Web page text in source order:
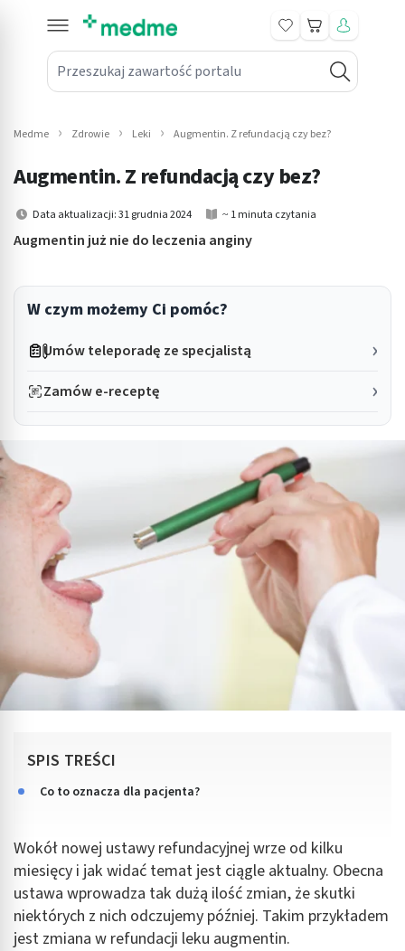
Przeszukaj zawartość portalu
Koszyk
submenu: Leki na receptę
submenu: Kosmetyki
submenu: Sprzęt medyczny
submenu: Intymne
submenu: Wellness
Medme Zdrowie Leki Augmentin. Z refundacją czy bez?
Augmentin. Z refundacją czy bez?
Data aktualizacji: 31 grudnia 2024 ~ 1 minuta czytania
Augmentin już nie do leczenia anginy
W czym możemy Ci pomóc?
Umów teleporadę ze specjalistą
Zamów e-receptę
SPIS TREŚCI
Co to oznacza dla pacjenta?
Wokół nowej ustawy refundacyjnej wrze od kilku
miesięcy i jak widać temat jest ciągle aktualny. Obecna
ustawa wprowadza tak dużą ilość zmian, że skutki
niektórych z nich odczujemy później. Takim przykładem
jest zmiana w refundacji leku augmentin.